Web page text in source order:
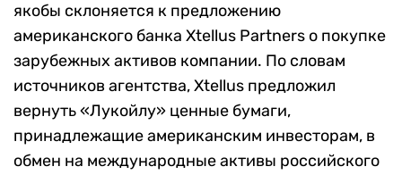
якобы склоняется к предложению
американского банка Xtellus Partners о покупке
зарубежных активов компании. По словам
источников агентства, Xtellus предложил
вернуть «Лукойлу» ценные бумаги,
принадлежащие американским инвесторам, в
обмен на международные активы российского